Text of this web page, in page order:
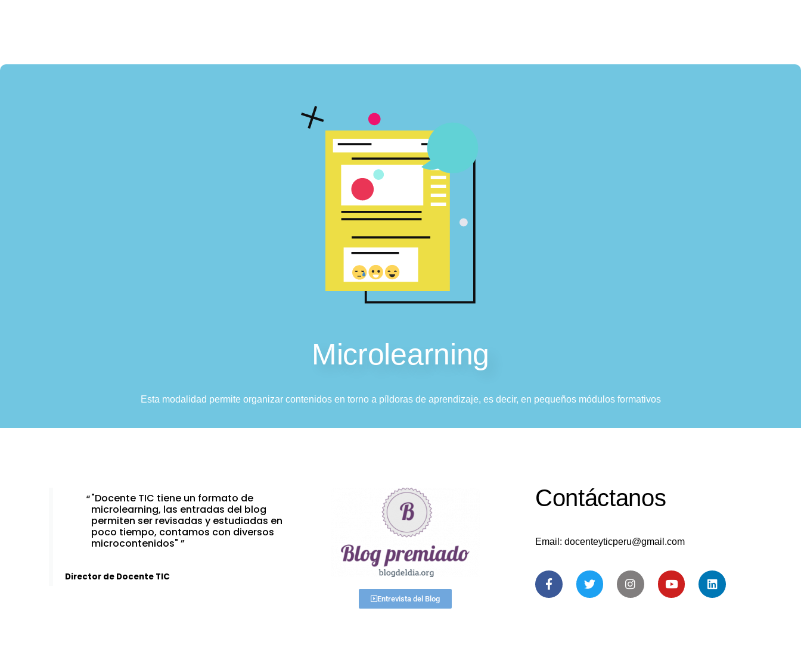
Microlearning
Esta modalidad permite organizar contenidos en torno a píldoras de aprendizaje, es decir, en pequeños módulos formativos
"Docente TIC tiene un formato de
microlearning, las entradas del blog
permiten ser revisadas y estudiadas en
poco tiempo, contamos con diversos
microcontenidos"
Director de Docente TIC
Entrevista del Blog
Contáctanos
Email: docenteyticperu@gmail.com